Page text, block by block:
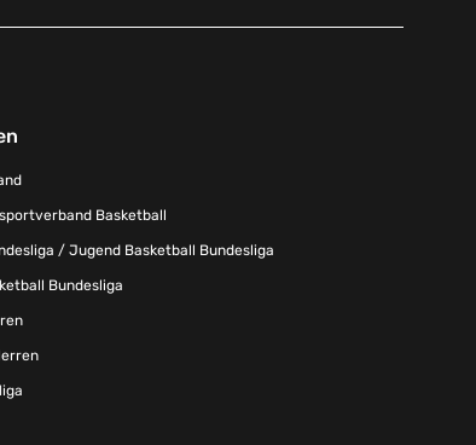
Basketball
/ Jugend Basketball Bundesliga
Bundesliga